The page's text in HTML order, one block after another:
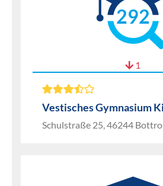
292
1
Vestisches Gymnasium
Schulstraße 25, 46244